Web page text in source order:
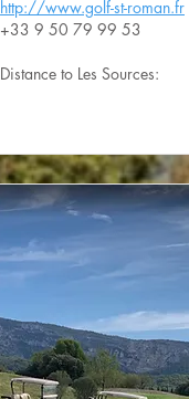
http://www.golf-st-roman.fr
+33 9 50 79 99 53
Distance to Les Sources: